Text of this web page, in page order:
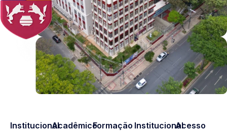
InstitucionalAcadêmicoFormação InstitucionalAcesso